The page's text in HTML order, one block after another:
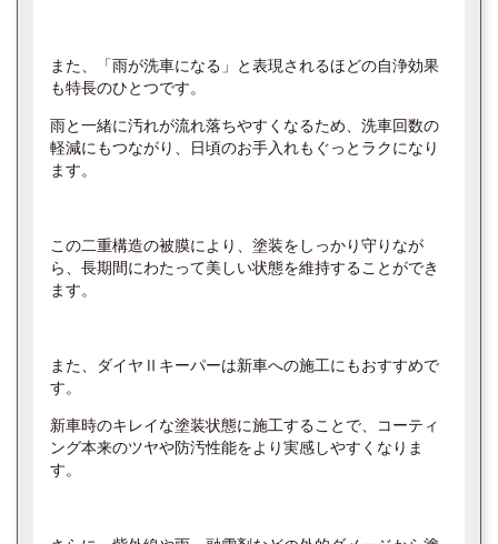
また、「雨が洗車になる」と表現されるほどの自浄効果
も特長のひとつです。
雨と一緒に汚れが流れ落ちやすくなるため、洗車回数の
軽減にもつながり、日頃のお手入れもぐっとラクになり
ます。
この二重構造の被膜により、塗装をしっかり守りなが
ら、長期間にわたって美しい状態を維持することができ
ます。
また、ダイヤⅡキーパーは新車への施工にもおすすめで
す。
新車時のキレイな塗装状態に施工することで、コーティ
ング本来のツヤや防汚性能をより実感しやすくなりま
す。